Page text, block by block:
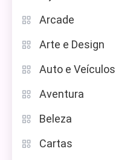
Arcade
Arte e Design
Auto e Veículos
Aventura
Beleza
Cartas